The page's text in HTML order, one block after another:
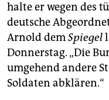
genossenschaft
epaper login
halte er wegen des
deutsche
Arnold demSpiegel
Donnerstag. „Die
umgehend andere
Soldaten abklären.“